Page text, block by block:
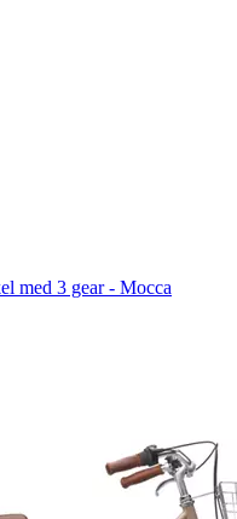
med 3 gear - Mocca